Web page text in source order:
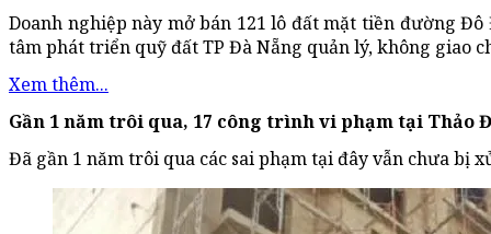
Doanh nghiệp này mở bán 121 lô đất mặt tiền đường
tâm phát triển quỹ đất TP Đà Nẵng quản lý, không giao
Xem thêm...
Gần 1 năm trôi qua, 17 công trình vi phạm tại Thảo
Đã gần 1 năm trôi qua các sai phạm tại đây vẫn chưa bị